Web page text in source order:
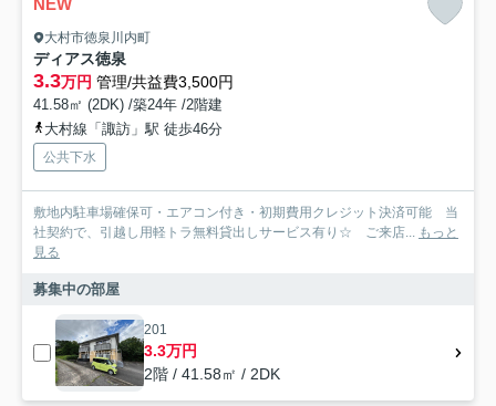
NEW
大村市徳泉川内町
ディアス徳泉
3.3万円 管理/共益費3,500円
41.58㎡ (2DK) /築24年 /2階建
大村線「諏訪」駅 徒歩46分
公共下水
敷地内駐車場確保可・エアコン付き・初期費用クレジット決済可能 当
社契約で、引越し用軽トラ無料貸出しサービス有り☆ ご来店... もっと
見る
募集中の部屋
201
3.3万円
2階 / 41.58㎡ / 2DK